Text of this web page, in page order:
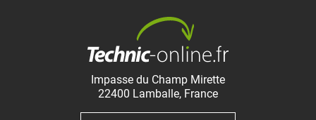
Impasse du Champ Mirette
22400 Lamballe, France